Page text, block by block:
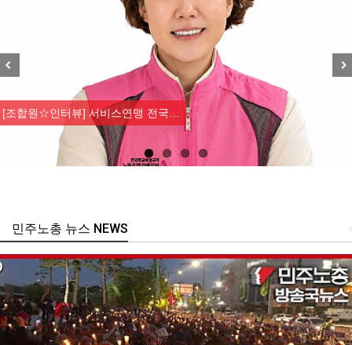
[조합원☆인터뷰] 서비스연맹 전국…
주노총 뉴스 NEWS